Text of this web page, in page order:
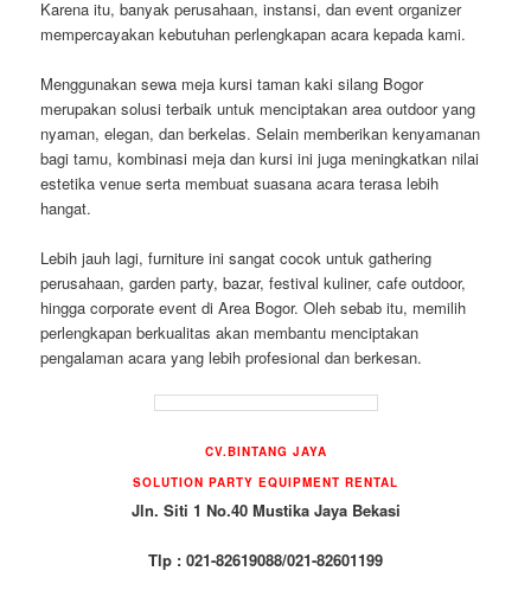
Karena itu, banyak perusahaan, instansi, dan event organizer
mempercayakan kebutuhan perlengkapan acara kepada kami.
Menggunakan sewa meja kursi taman kaki silang Bogor
merupakan solusi terbaik untuk menciptakan area outdoor yang
nyaman, elegan, dan berkelas. Selain memberikan kenyamanan
bagi tamu, kombinasi meja dan kursi ini juga meningkatkan nilai
estetika venue serta membuat suasana acara terasa lebih
hangat.
Lebih jauh lagi, furniture ini sangat cocok untuk gathering
perusahaan, garden party, bazar, festival kuliner, cafe outdoor,
hingga corporate event di Area Bogor. Oleh sebab itu, memilih
perlengkapan berkualitas akan membantu menciptakan
pengalaman acara yang lebih profesional dan berkesan.
CV.BINTANG JAYA
SOLUTION PARTY EQUIPMENT RENTAL
Jln. Siti 1 No.40 Mustika Jaya Bekasi
Tlp : 021-82619088/021-82601199